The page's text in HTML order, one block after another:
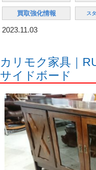
買取強化情報 ス
2023.11.03
カリモク家具｜
サイドボード